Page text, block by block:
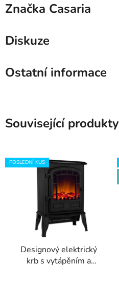
Značka Casaria
Diskuze
Ostatní informace
Související produkty
POSLEDNÍ KUS
Designový elektrický
krb s vytápěním a